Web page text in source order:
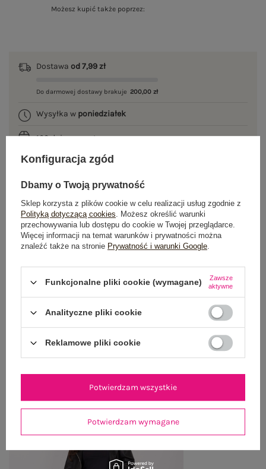
Możesz kupić także poprzez:
Dostawa od 7,99 zł
Do darmowej dostawy brakuje 200,00 zł
Wysyłka w poniedziałek
100 dni na zwrot
OPIS PRODUKTU
GŁÓWNE PARAMETRY
OPINIE O PRODUKCIE (0)
OSTATNIO OGLĄDANE
Konfiguracja zgód
Dbamy o Twoją prywatność
Sklep korzysta z plików cookie w celu realizacji usług zgodnie z
Polityką dotyczącą cookies. Możesz określić warunki
przechowywania lub dostępu do cookie w Twojej przeglądarce.
Więcej informacji na temat warunków i prywatności można
znaleźć także na stronie Prywatność i warunki Google.
Funkcjonalne pliki cookie (wymagane)
Zawsze
aktywne
Analityczne pliki cookie
Reklamowe pliki cookie
Potwierdzam wymagane
Potwierdzam wszystkie